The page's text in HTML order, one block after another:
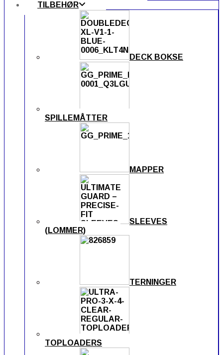
TILBEHØR
DECK BOKSE
SPILLEMÅTTER
MAPPER
SLEEVES
(LOMMER)
TERNINGER
TOPLOADERS